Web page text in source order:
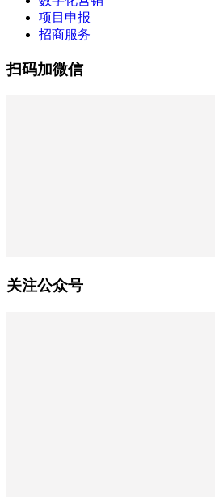
项目申报
招商服务
扫码加微信
关注公众号